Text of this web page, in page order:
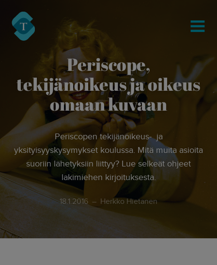
Turre Legal
MENU
Periscope,
tekijänoikeus ja oikeus
omaan kuvaan
Periscopen tekijänoikeus- ja
yksityisyyskysymykset koulussa. Mitä muita asioita
suoriin lähetyksiin liittyy? Lue selkeät ohjeet
lakimiehen kirjoituksesta.
18.1.2016 Herkko Hietanen